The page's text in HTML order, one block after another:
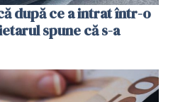
după ce a intrat într-o
spune că s-a